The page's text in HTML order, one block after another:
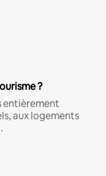
?
entièrement
aux logements